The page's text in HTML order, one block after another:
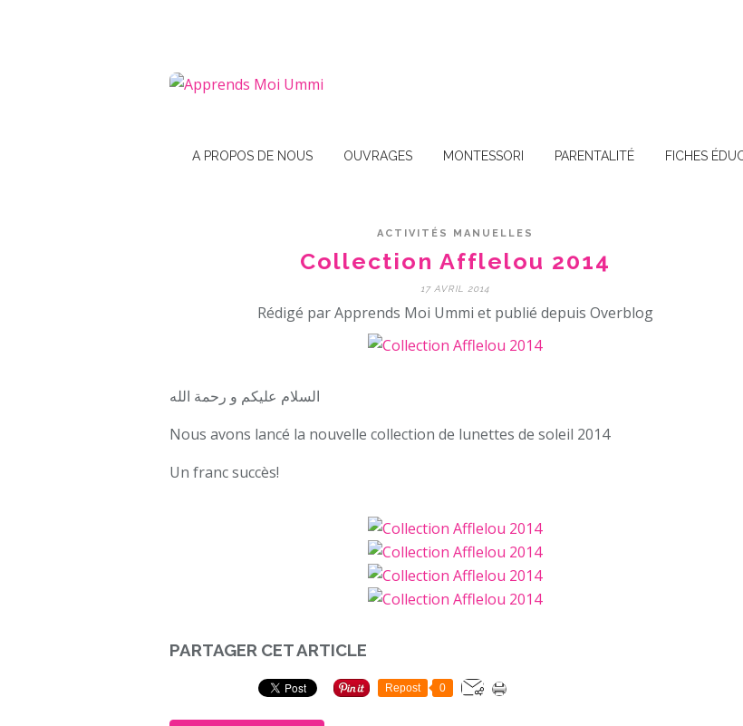
A PROPOS DE NOUS OUVRAGES MONTESSORI PARENTALITÉ FICHES
ACTIVITÉS MANUELLES
Collection Afflelou 2014
17 AVRIL 2014
Rédigé par Apprends Moi Ummi et publié depuis Overblog
السلام عليكم و رحمة الله
Nous avons lancé la nouvelle collection de lunettes de soleil 2014
Un franc succès!
PARTAGER CET ARTICLE
Repost 0